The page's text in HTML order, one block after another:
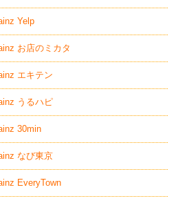
Yelp
お店のミカタ
エキテン
うるハピ
30min
なび東京
EveryTown